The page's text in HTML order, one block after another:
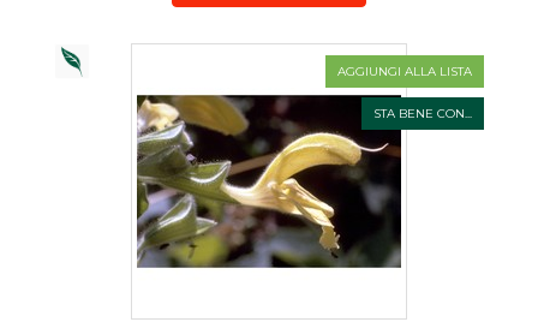
AGGIUNGI ALLA LISTA
STA BENE CON...